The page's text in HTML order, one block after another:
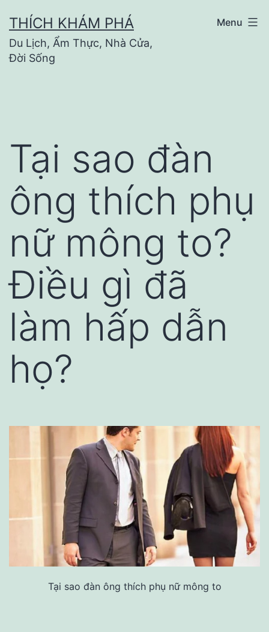
to
content
THÍCH KHÁM PHÁ
Du Lịch, Ẩm Thực, Nhà Cửa,
Đời Sống
Menu
Tại sao đàn
ông thích phụ
nữ mông to?
Điều gì đã
làm hấp dẫn
họ?
Tại sao đàn ông thích phụ nữ mông to